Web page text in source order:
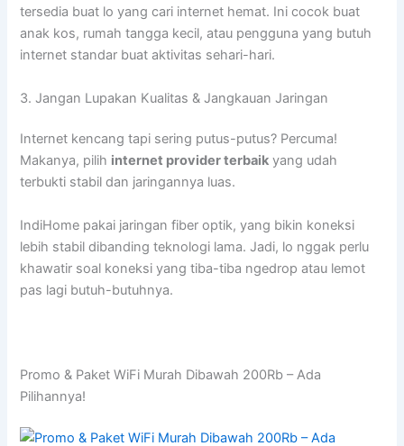
tersedia buat lo yang cari internet hemat. Ini cocok buat
anak kos, rumah tangga kecil, atau pengguna yang butuh
internet standar buat aktivitas sehari-hari.
3. Jangan Lupakan Kualitas & Jangkauan Jaringan
Internet kencang tapi sering putus-putus? Percuma!
Makanya, pilih internet provider terbaik yang udah
terbukti stabil dan jaringannya luas.
IndiHome pakai jaringan fiber optik, yang bikin koneksi
lebih stabil dibanding teknologi lama. Jadi, lo nggak perlu
khawatir soal koneksi yang tiba-tiba ngedrop atau lemot
pas lagi butuh-butuhnya.
Promo & Paket WiFi Murah Dibawah 200Rb – Ada
Pilihannya!